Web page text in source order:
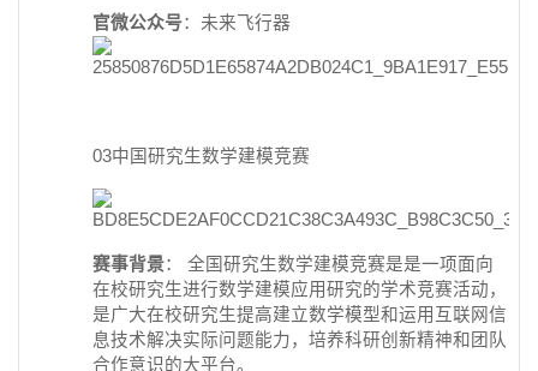
官微公众号：未来飞行器
03中国研究生数学建模竞赛
赛事背景： 全国研究生数学建模竞赛是是一项面向
在校研究生进行数学建模应用研究的学术竞赛活动，
是广大在校研究生提高建立数学模型和运用互联网信
息技术解决实际问题能力，培养科研创新精神和团队
合作意识的大平台。